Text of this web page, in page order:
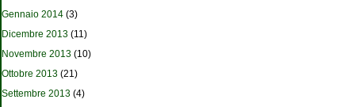
Gennaio 2014 (3)
Dicembre 2013 (11)
Novembre 2013 (10)
Ottobre 2013 (21)
Settembre 2013 (4)